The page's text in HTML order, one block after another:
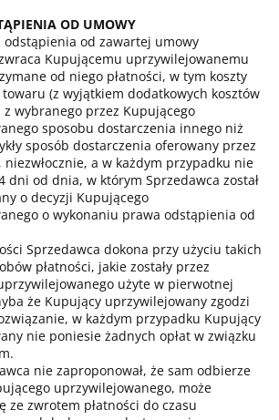
OD UMOWY
odstąpienia od zawartej umowy
Kupującemu uprzywilejowanemu
od niego płatności, w tym koszty
(z wyjątkiem dodatkowych kosztów
z wybranego przez Kupującego
sposobu dostarczenia innego niż
sposób dostarczenia oferowany przez
niezwłocznie, a w każdym przypadku nie
dni od dnia, w którym Sprzedawca został
o decyzji Kupującego
o wykonaniu prawa odstąpienia od
Sprzedawca dokona przy użyciu takich
płatności, jakie zostały przez
użyte w pierwotnej
że Kupujący uprzywilejowany zgodzi
w każdym przypadku Kupujący
nie poniesie żadnych opłat w związku
nie zaproponował, że sam odbierze
uprzywilejowanego, może
ze zwrotem płatności do czasu